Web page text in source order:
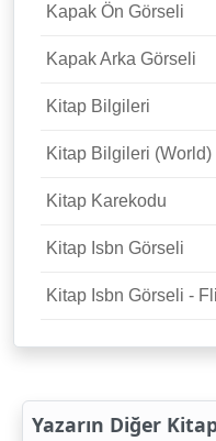
Kapak Ön Görseli
Kapak Arka Görseli
Kitap Bilgileri
Kitap Bilgileri (World)
Kitap Karekodu
Kitap Isbn Görseli
Kitap Isbn Görseli -
Yazarın Diğer